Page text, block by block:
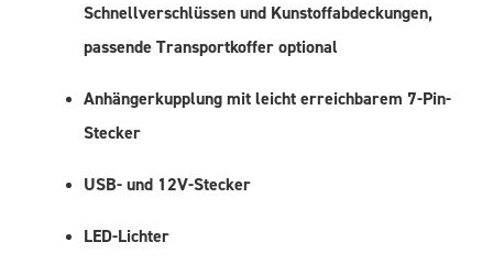
Schnellverschlüssen und Kunstoffabdeckungen,
passende Transportkoffer optional
Anhängerkupplung mit leicht erreichbarem 7-Pin-
Stecker
USB- und 12V-Stecker
LED-Lichter